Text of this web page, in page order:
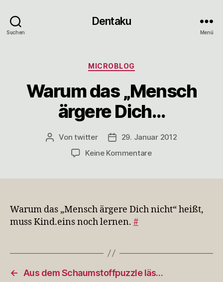
Suchen
Dentaku
Menü
Kategorien
MICROBLOG
Warum das „Mensch
ärgere Dich…
Beitragsautor
Vontwitter Veröffentlichungsdatum
29. Januar 2012
Keine Kommentarezu
Dich…
Warum das „Mensch ärgere Dich nicht“ heißt,
muss Kind.eins noch lernen. #
←
Aus dem Schaumstoffpuzzle läs…